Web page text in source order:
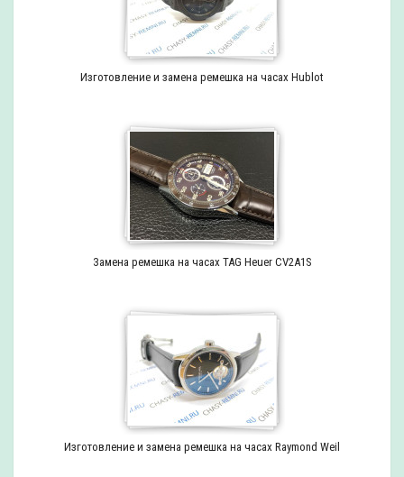
Изготовление и замена ремешка на часах Hublot
Замена ремешка на часах TAG Heuer CV2A1S
Изготовление и замена ремешка на часах Raymond Weil